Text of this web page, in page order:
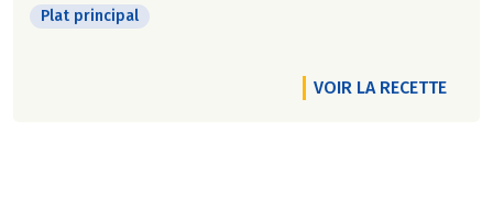
Plat principal
VOIR LA RECETTE